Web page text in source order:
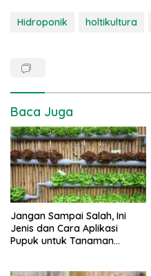
Hidroponik holtikultura
Baca Juga
Jangan Sampai Salah, Ini
Jenis dan Cara Aplikasi
Pupuk untuk Tanaman